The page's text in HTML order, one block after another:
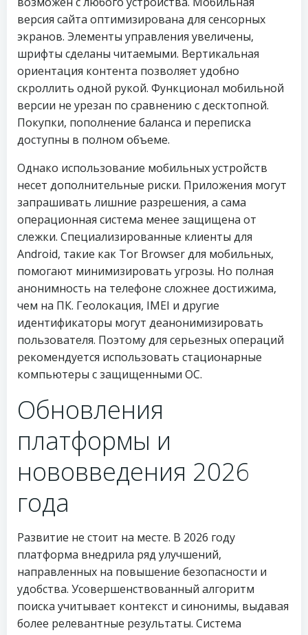
версия сайта оптимизирована для сенсорных
экранов. Элементы управления увеличены,
шрифты сделаны читаемыми. Вертикальная
ориентация контента позволяет удобно
скроллить одной рукой. Функционал мобильной
версии не урезан по сравнению с десктопной.
Покупки, пополнение баланса и переписка
доступны в полном объеме.
Однако использование мобильных устройств
несет дополнительные риски. Приложения могут
запрашивать лишние разрешения, а сама
операционная система менее защищена от
слежки. Специализированные клиенты для
Android, такие как Tor Browser для мобильных,
помогают минимизировать угрозы. Но полная
анонимность на телефоне сложнее достижима,
чем на ПК. Геолокация, IMEI и другие
идентификаторы могут деанонимизировать
пользователя. Поэтому для серьезных операций
рекомендуется использовать стационарные
компьютеры с защищенными ОС.
Обновления
платформы и
нововведения 2026
года
Развитие не стоит на месте. В 2026 году
платформа внедрила ряд улучшений,
направленных на повышение безопасности и
удобства. Усовершенствованный алгоритм
поиска учитывает контекст и синонимы, выдавая
более релевантные результаты. Система